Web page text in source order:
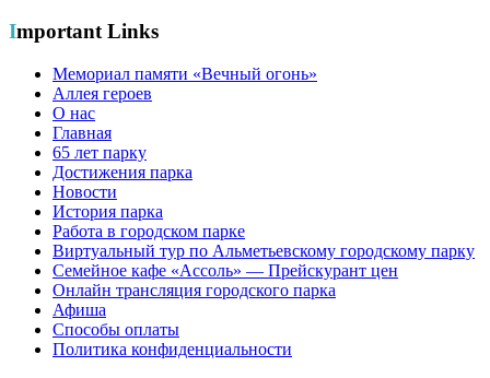
Important Links
Мемориал памяти «Вечный огонь»
Аллея героев
О нас
Главная
65 лет парку
Достижения парка
Новости
История парка
Работа в городском парке
Виртуальный тур по Альметьевскому городскому парку
Семейное кафе «Ассоль» — Прейскурант цен
Онлайн трансляция городского парка
Афиша
Способы оплаты
Политика конфиденциальности